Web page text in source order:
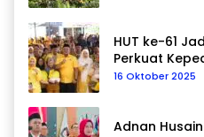
HUT ke-61
Perkuat
16 Oktober 2025
Adnan